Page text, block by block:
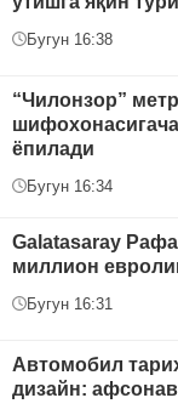
Бугун 16:38
“Чилонзор”
ёпилади
Бугун 16:34
Galatasaray
миллион
Бугун 16:31
Автомобил
дизайн: